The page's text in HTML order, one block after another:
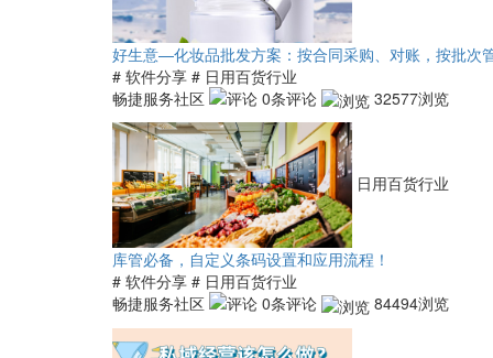
好生意—化妆品批发方案：按合同采购、对账，按批次
# 软件分享 # 日用百货行业
畅捷服务社区
0条评论 32577浏览
日用百货行业
库管必备，自定义条码设置和应用流程！
# 软件分享 # 日用百货行业
畅捷服务社区
0条评论 84494浏览